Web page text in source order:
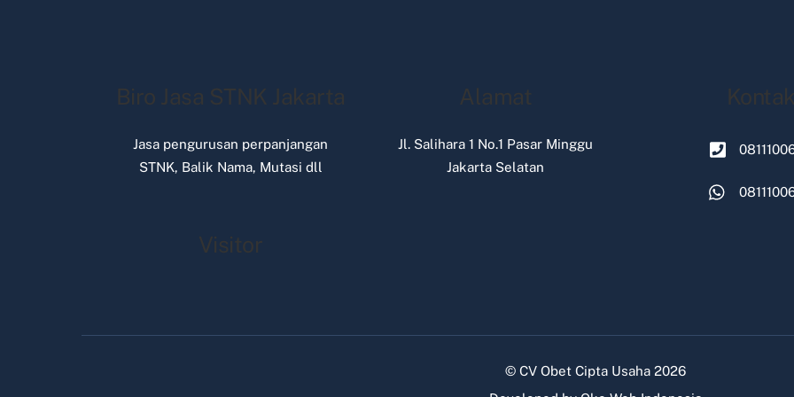
Biro Jasa STNK Jakarta
Jasa pengurusan perpanjangan
STNK, Balik Nama, Mutasi dll
Alamat
Jl. Salihara 1 No.1 Pasar Minggu
Jakarta Selatan
Kontak
Visitor
© CV Obet Cipta Usaha 2026